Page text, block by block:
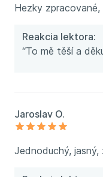
Hezky zpracované,
Reakcia lektora:
“To mě těší a
Jaroslav O.
Jednoduchý, jasný,